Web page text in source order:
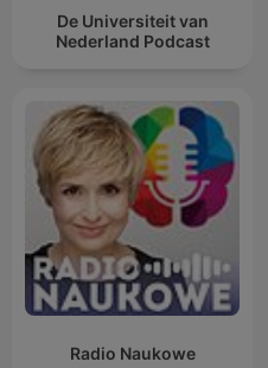
De Universiteit van
Nederland Podcast
Radio Naukowe